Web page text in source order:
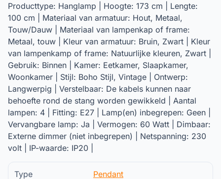
Producttype: Hanglamp | Hoogte: 173 cm | Lengte:
100 cm | Materiaal van armatuur: Hout, Metaal,
Touw/Dauw | Materiaal van lampenkap of frame:
Metaal, touw | Kleur van armatuur: Bruin, Zwart | Kleur
van lampenkamp of frame: Natuurlijke kleuren, Zwart |
Gebruik: Binnen | Kamer: Eetkamer, Slaapkamer,
Woonkamer | Stijl: Boho Stijl, Vintage | Ontwerp:
Langwerpig | Verstelbaar: De kabels kunnen naar
behoefte rond de stang worden gewikkeld | Aantal
lampen: 4 | Fitting: E27 | Lamp(en) inbegrepen: Geen |
Vervangbare lamp: Ja | Vermogen: 60 Watt | Dimbaar:
Externe dimmer (niet inbegrepen) | Netspanning: 230
volt | IP-waarde: IP20 |
Type Pendant